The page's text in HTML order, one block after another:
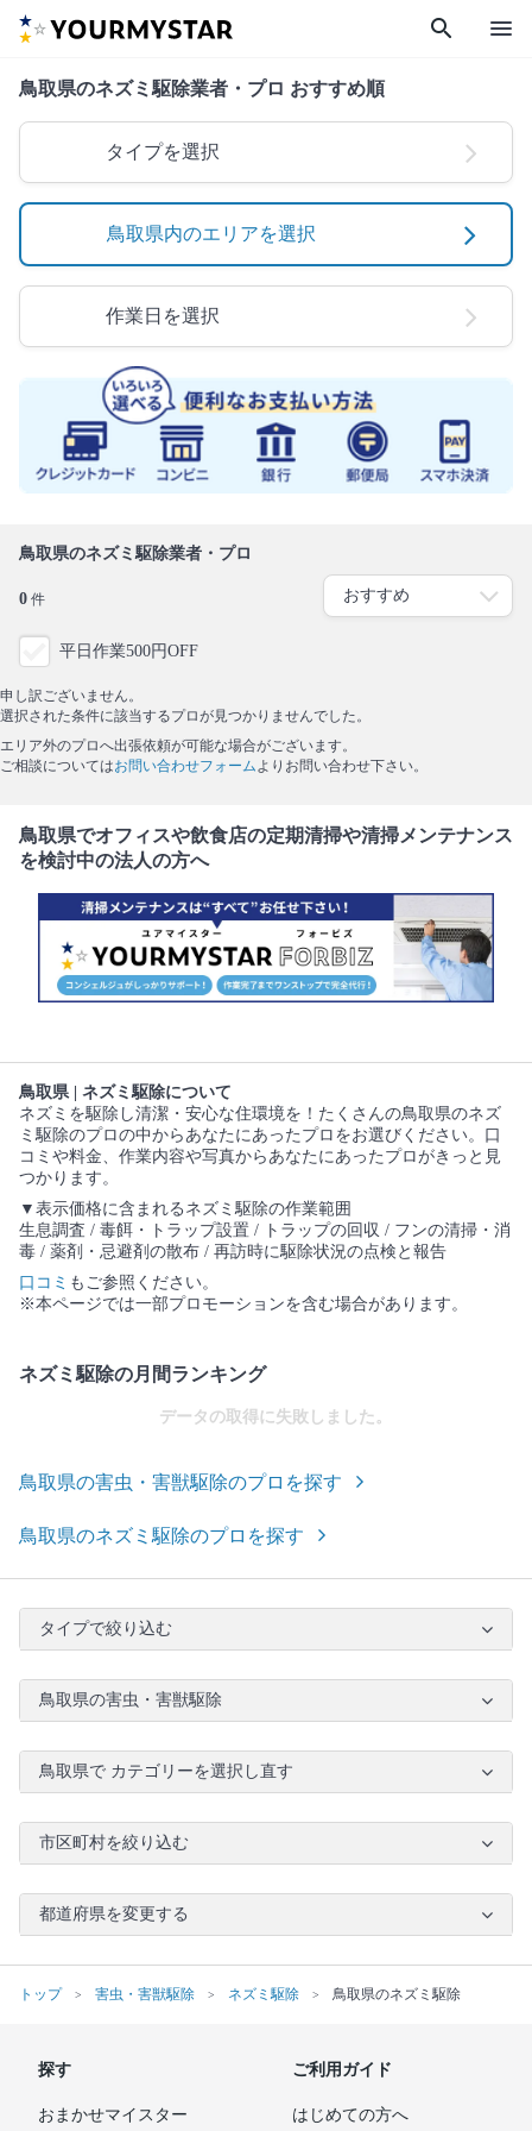
search menu
鳥取県のネズミ駆除業者・プロ おすすめ順
タイプを選択
鳥取県内のエリアを選択
作業日を選択
鳥取県のネズミ駆除業者・プロ
0 件
平日作業500円OFF
申し訳ございません。
選択された条件に該当するプロが見つかりませんでした。
エリア外のプロへ出張依頼が可能な場合がございます。
ご相談についてはお問い合わせフォーム よりお問い合わせ下さい。
鳥取県でオフィスや飲食店の定期清掃や清掃メンテナンス
を検討中の法人の方へ
鳥取県 | ネズミ駆除について
ネズミを駆除し清潔・安心な住環境を！たくさんの鳥取県のネズ
ミ駆除のプロの中からあなたにあったプロをお選びください。口
コミや料金、作業内容や写真からあなたにあったプロがきっと見
つかります。
▼表示価格に含まれるネズミ駆除の作業範囲
生息調査 / 毒餌・トラップ設置 / トラップの回収 / フンの清掃・消
毒 / 薬剤・忌避剤の散布 / 再訪時に駆除状況の点検と報告
口コミ もご参照ください。
※本ページでは一部プロモーションを含む場合があります。
ネズミ駆除の月間ランキング
データの取得に失敗しました。
鳥取県の害虫・害獣駆除のプロを探す
鳥取県のネズミ駆除のプロを探す
タイプで絞り込む
鳥取県の害虫・害獣駆除
鳥取県で カテゴリーを選択し直す
市区町村を絞り込む
都道府県を変更する
トップ 害虫・害獣駆除 ネズミ駆除 鳥取県のネズミ駆除
探す
おまかせマイスター
ご利用ガイド
はじめての方へ